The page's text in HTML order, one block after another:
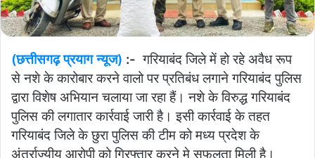
(छत्तीसगढ़ प्रयाग न्यूज) :- गरियाबंद जिले में हो रहे अवैध रूप
से नशे के कारोबार करने वालो पर प्रतिबंध लगाने गरियाबंद पुलिस
द्वारा विशेष अभियान चलाया जा रहा हैं। नशे के विरुद्ध गरियाबंद
पुलिस की लगातार कार्रवाई जारी है। इसी कार्रवाई के तहत
गरियाबंद जिले के छुरा पुलिस की टीम को मध्य प्रदेश के
अंतर्राज्यीय आरोपी को गिरफ्तार करने मे सफलता मिली है।